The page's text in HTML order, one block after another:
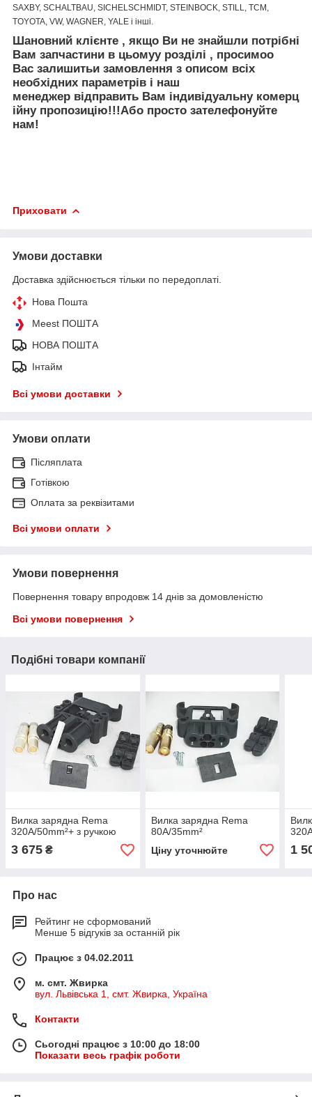
SAXBY, SCHALTBAU, SICHELSCHMIDT, STEINBOCK, STILL, TCM,
TOYOTA, VW, WAGNER, YALE і інші.
Шановний клієнте , якщо Ви не знайшли потрібні
Вам запчастини в цьомуу розділі , просимоо
Вас залишитьи замовлення з описом всіх
необхідних параметрів і наш
менеджер відправить Вам індивідуальнукомерц
ійну пропозицію!!!Або просто зателефонуйте
нам!
Приховати
Умови доставки
Доставка здійснюється тільки по передоплаті.
Нова Пошта
Meest ПОШТА
НОВА ПОШТА
Інтайм
Всі умови доставки
Умови оплати
Післяплата
Готівкою
Оплата за реквізитами
Всі умови оплати
Умови повернення
Повернення товару впродовж 14 днів за домовленістю
Всі умови повернення
Подібні товари компанії
Вилка зарядна Rema
320A/50mm²+ з ручкою
3 675 ₴
Вилка зарядна Rema
80A/35mm²
Ціну уточнюйте
1
Про нас
Рейтинг не сформований
Менше 5 відгуків за останній рік
Працює з 04.02.2011
м. смт. Жвирка
вул. Львівська 1, смт. Жвирка, Україна
Контакти
Сьогодні працює з 10:00 до 18:00
Показати весь графік роботи